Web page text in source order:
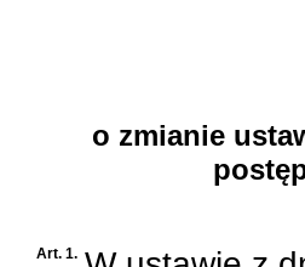
o zmianie
Art. 1.